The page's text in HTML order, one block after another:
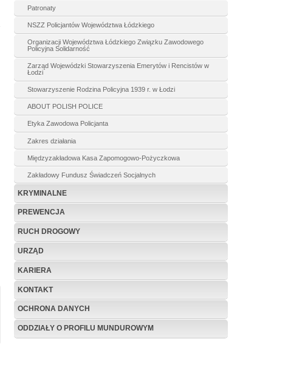
Patronaty
NSZZ Policjantów Województwa Łódzkiego
Organizacji Województwa Łódzkiego Związku Zawodowego
Policyjna Solidarność
Zarząd Wojewódzki Stowarzyszenia Emerytów i Rencistów w
Łodzi
Stowarzyszenie Rodzina Policyjna 1939 r. w Łodzi
ABOUT POLISH POLICE
Etyka Zawodowa Policjanta
Zakres działania
Międzyzakładowa Kasa Zapomogowo-Pożyczkowa
Zakładowy Fundusz Świadczeń Socjalnych
KRYMINALNE
PREWENCJA
RUCH DROGOWY
URZĄD
KARIERA
KONTAKT
OCHRONA DANYCH
ODDZIAŁY O PROFILU MUNDUROWYM